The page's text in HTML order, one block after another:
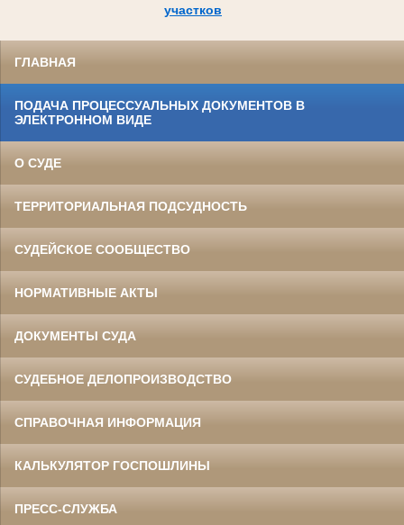
участков
ГЛАВНАЯ
ПОДАЧА ПРОЦЕССУАЛЬНЫХ ДОКУМЕНТОВ В
ЭЛЕКТРОННОМ ВИДЕ
О СУДЕ
ТЕРРИТОРИАЛЬНАЯ ПОДСУДНОСТЬ
СУДЕЙСКОЕ СООБЩЕСТВО
НОРМАТИВНЫЕ АКТЫ
ДОКУМЕНТЫ СУДА
СУДЕБНОЕ ДЕЛОПРОИЗВОДСТВО
СПРАВОЧНАЯ ИНФОРМАЦИЯ
КАЛЬКУЛЯТОР ГОСПОШЛИНЫ
ПРЕСС-СЛУЖБА